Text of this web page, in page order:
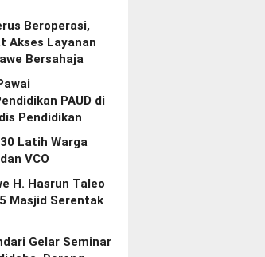
Beroperasi,
Akses Layanan
Bersahaja
PAUD di
Pendidikan
Latih Warga
VCO
H. Hasrun Taleo
Masjid Serentak
Gelar Seminar